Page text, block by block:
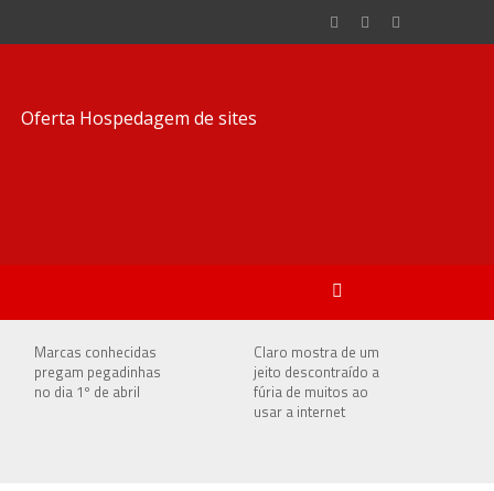
Marcas conhecidas
pregam pegadinhas
no dia 1º de abril
Claro mostra de um
jeito descontraído a
fúria de muitos ao
usar a internet